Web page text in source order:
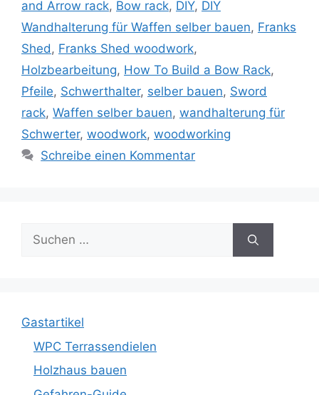
and Arrow rack, Bow rack, DIY, DIY
Wandhalterung für Waffen selber bauen, Franks
Shed, Franks Shed woodwork,
Holzbearbeitung, How To Build a Bow Rack,
Pfeile, Schwerthalter, selber bauen, Sword
rack, Waffen selber bauen, wandhalterung für
Schwerter, woodwork, woodworking
Schreibe einen Kommentar
Suche
nach:
Gastartikel
WPC Terrassendielen
Holzhaus bauen